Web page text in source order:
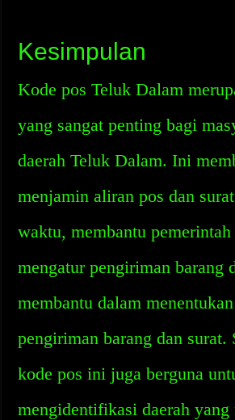
Kesimpulan
Kode pos Teluk Dalam
yang sangat penting bagi
daerah Teluk Dalam. Ini
menjamin aliran pos dan
waktu, membantu
mengatur pengiriman barang
membantu dalam
pengiriman barang dan surat.
kode pos ini juga berguna
mengidentifikasi daerah